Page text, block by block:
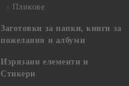
Пликове
Заготовки за папки, книги за
пожелания и албуми
Изрязани елементи и
Стикери